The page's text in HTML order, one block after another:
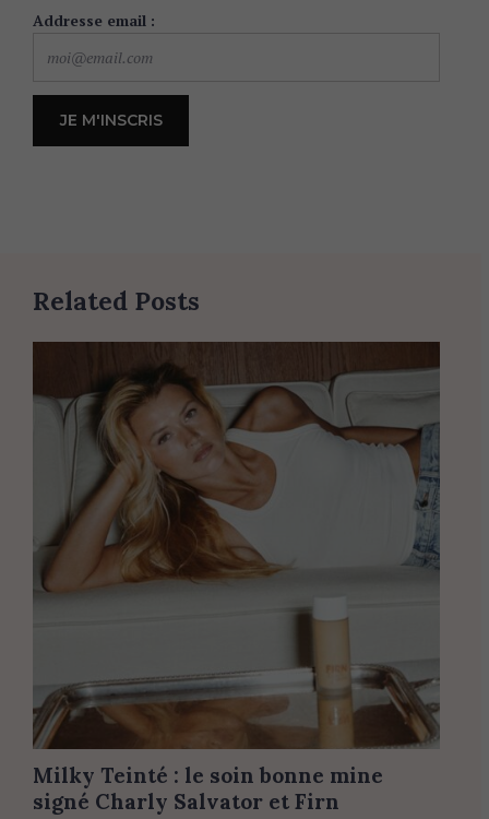
Addresse email :
Related Posts
Milky Teinté : le soin bonne mine
signé Charly Salvator et Firn